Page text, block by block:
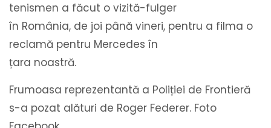
tenismen a făcut o vizită-fulger
în România, de joi până vineri, pentru a filma o
reclamă pentru Mercedes în
țara noastră.
Frumoasa reprezentantă a Poliției de Frontieră
s-a pozat alături de Roger Federer. Foto